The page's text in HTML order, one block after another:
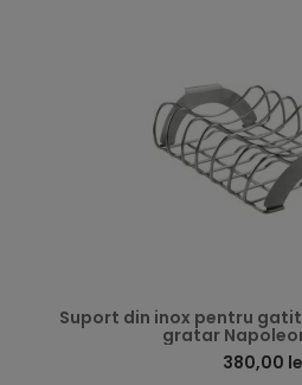
Suport din inox pentru
gratar
380,00